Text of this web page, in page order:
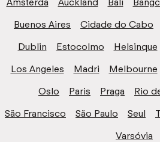
Buenos Aires
Cidade do Cabo
Dublin
Estocolmo Helsinque
Los Angeles
Madri Melbourne
Oslo
Paris Praga Rio
São Francisco
São Paulo Seul
Varsóvia